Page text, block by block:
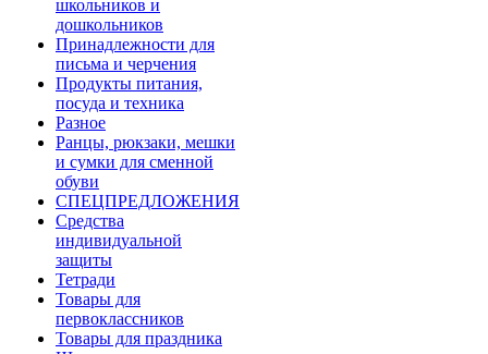
школьников и
дошкольников
Принадлежности для
письма и черчения
Продукты питания,
посуда и техника
Разное
Ранцы, рюкзаки, мешки
и сумки для сменной
обуви
СПЕЦПРЕДЛОЖЕНИЯ
Средства
индивидуальной
защиты
Тетради
Товары для
первоклассников
Товары для праздника